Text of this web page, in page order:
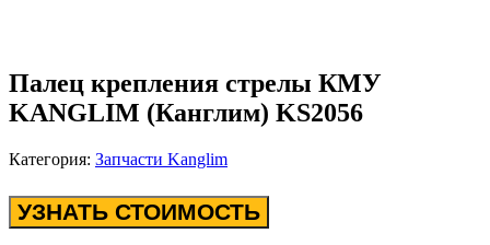
Палец крепления стрелы КМУ
KANGLIM (Канглим) KS2056
Категория: Запчасти Kanglim
УЗНАТЬ СТОИМОСТЬ